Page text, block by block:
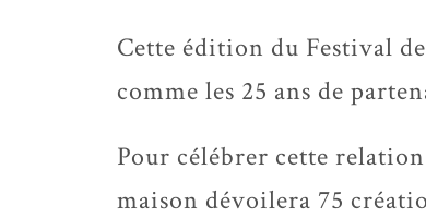
Cette édition du Festival
comme les 25 ans de
Pour célébrer cette
maison dévoilera 75